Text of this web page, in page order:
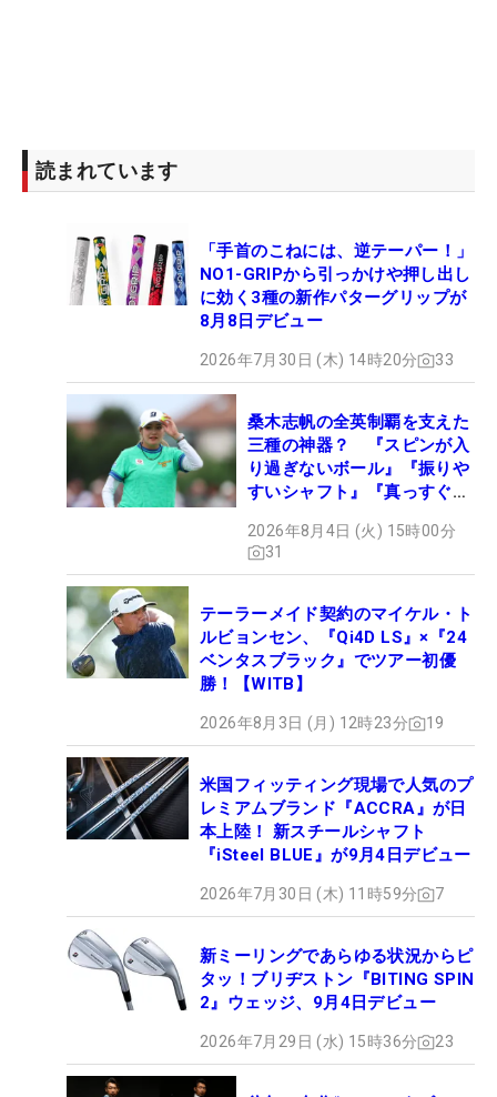
読まれています
「手首のこねには、逆テーパー！」
NO1-GRIPから引っかけや押し出し
に効く3種の新作パターグリップが
8月8日デビュー
2026年7月30日 (木) 14時20分 33
桑木志帆の全英制覇を支えた
三種の神器？ 『スピンが入
り過ぎないボール』『振りや
すいシャフト』『真っすぐ飛
セッティング
2026年8月4日 (火) 15時00分
31
テーラーメイド契約のマイケル・ト
ルビョンセン、『Qi4D LS』×『24
ベンタスブラック』でツアー初優
勝！【WITB】
2026年8月3日 (月) 12時23分 19
米国フィッティング現場で人気のプ
レミアムブランド『ACCRA』が日
本上陸！ 新スチールシャフト
『iSteel BLUE』が9月4日デビュー
2026年7月30日 (木) 11時59分 7
新ミーリングであらゆる状況からピ
タッ！ブリヂストン『BITING SPIN
2』ウェッジ、9月4日デビュー
2026年7月29日 (水) 15時36分 23